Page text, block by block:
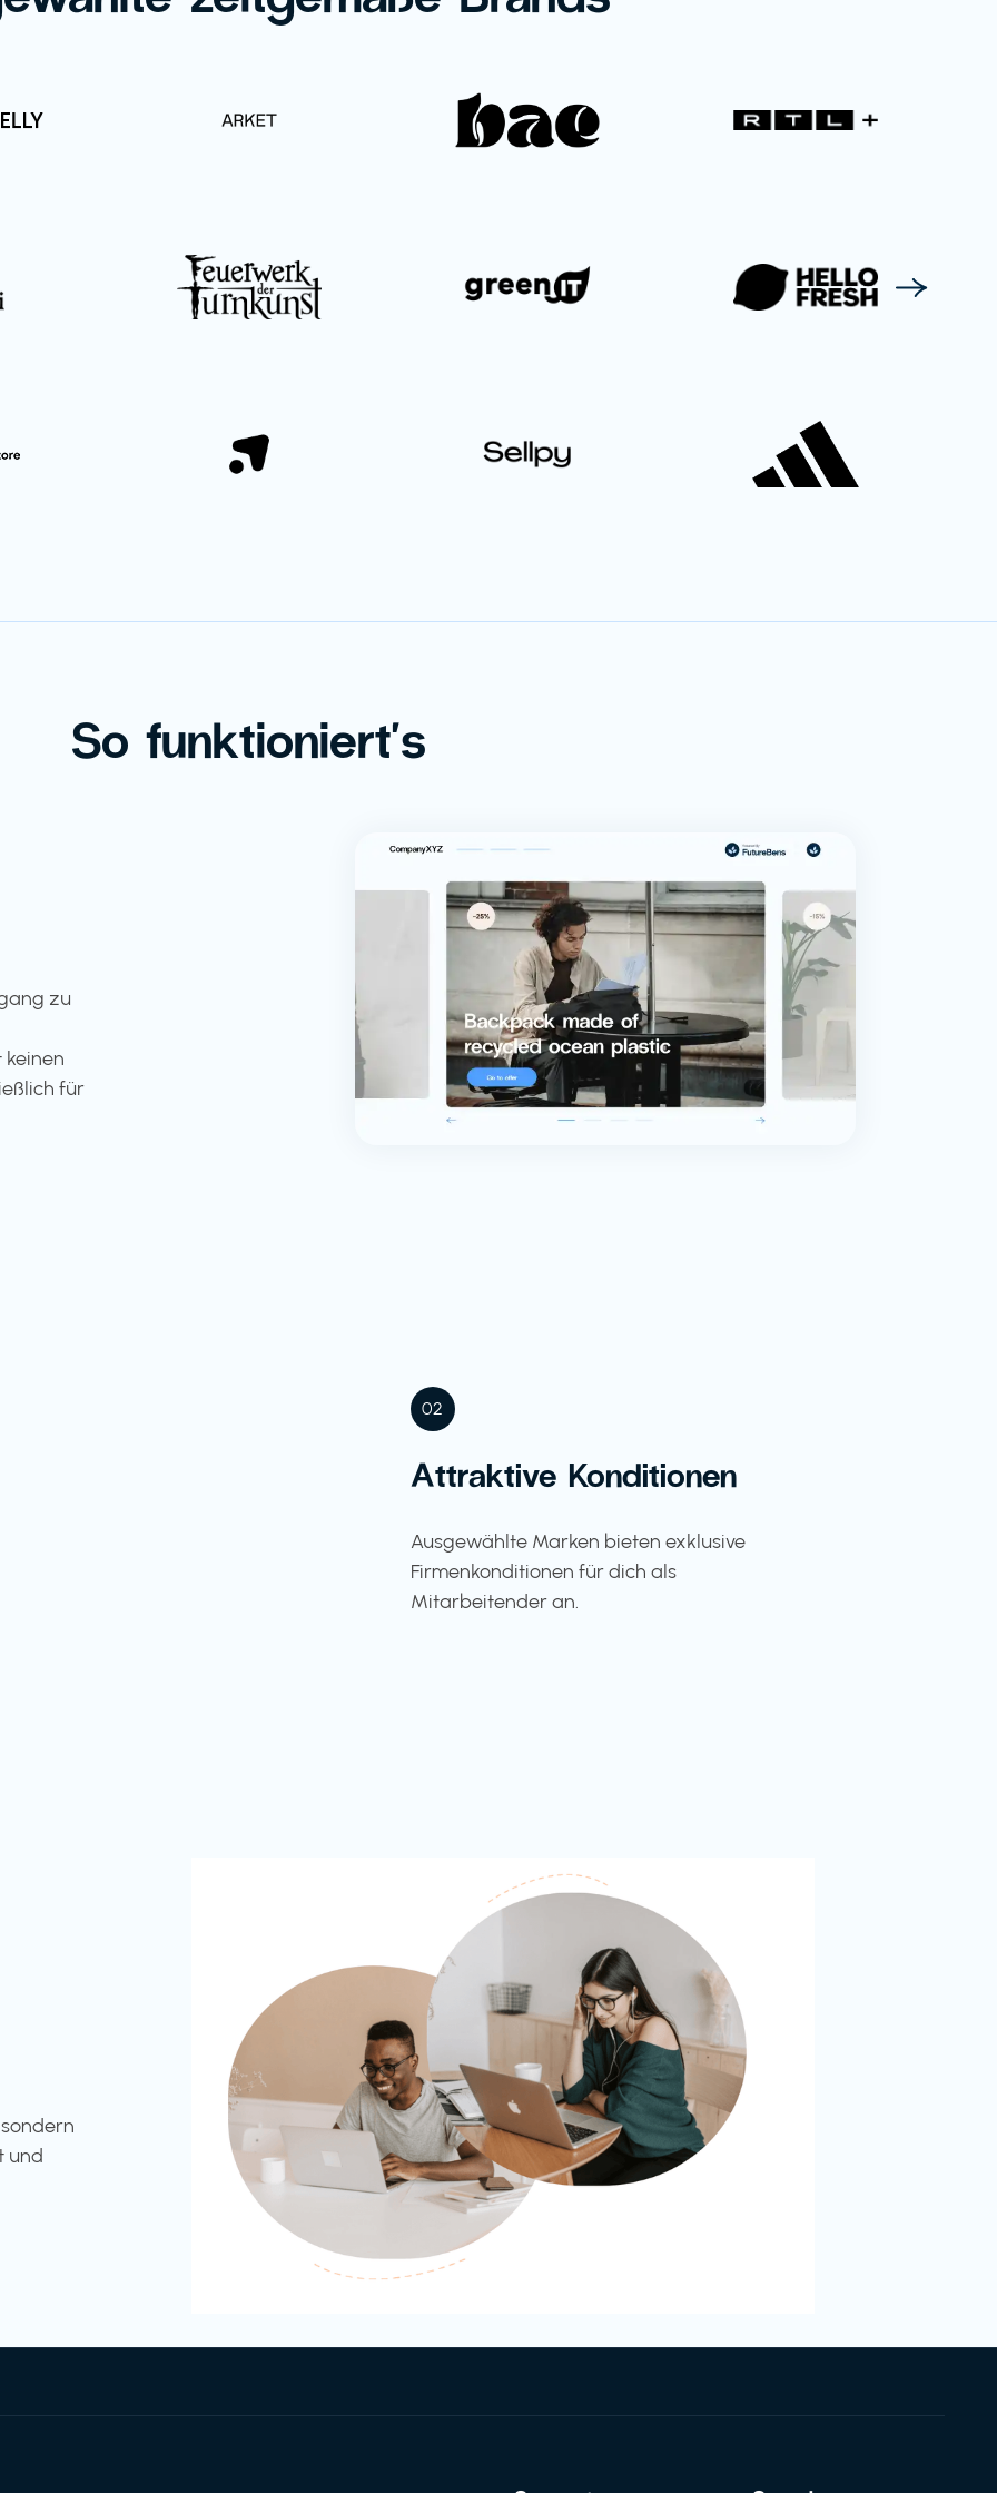
So funktioniert's
zu
für
02
Attraktive Konditionen
Ausgewählte Marken bieten exklusive
Firmenkonditionen für dich als
Mitarbeitender an.
und